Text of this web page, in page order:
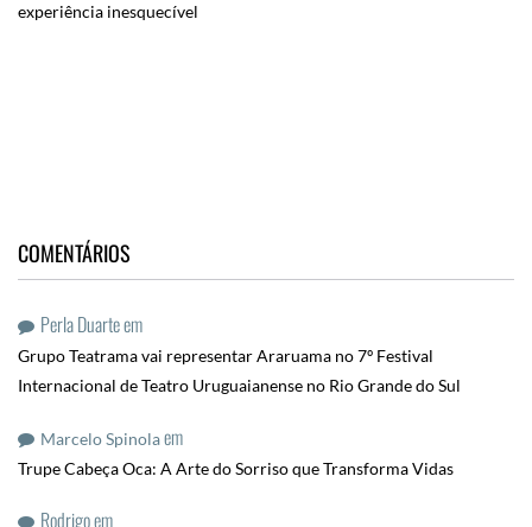
experiência inesquecível
COMENTÁRIOS
Perla Duarteem
Grupo Teatrama vai representar Araruama no 7º Festival
Internacional de Teatro Uruguaianense no Rio Grande do Sul
Marcelo Spinolaem
Trupe Cabeça Oca: A Arte do Sorriso que Transforma Vidas
Rodrigoem